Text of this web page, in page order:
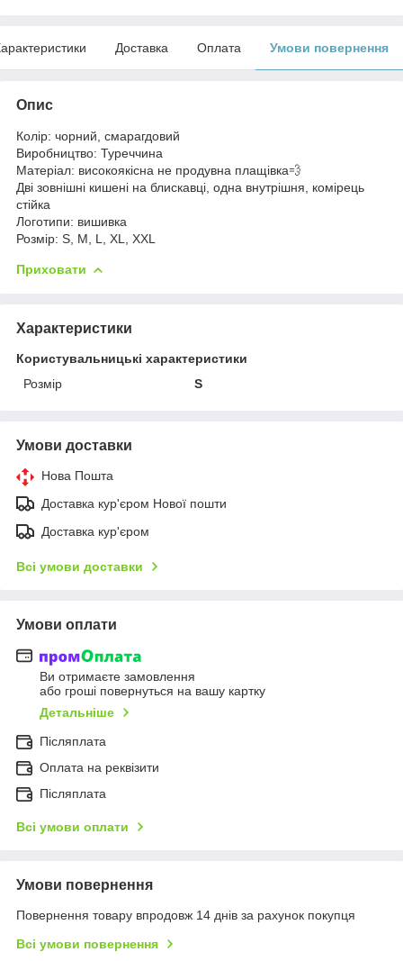
Доставка Оплата Умови повернення
Опис
Колір: чорний, смарагдовий
Виробництво: Туреччина
Матеріал: високоякісна не продувна плащівка💨
Дві зовнішні кишені на блискавці, одна внутрішня, комірець
стійка
Логотипи: вишивка
Розмір: S, M, L, XL, XXL
Приховати
Характеристики
Користувальницькі характеристики
Розмір
S
Умови доставки
Нова Пошта
Доставка кур'єром Нової пошти
Доставка кур'єром
Всі умови доставки
Умови оплати
Ви отримаєте замовлення
або гроші повернуться на вашу картку
Детальніше
Післяплата
Оплата на реквізити
Післяплата
Всі умови оплати
Умови повернення
Повернення товару впродовж 14 днів за рахунок покупця
Всі умови повернення